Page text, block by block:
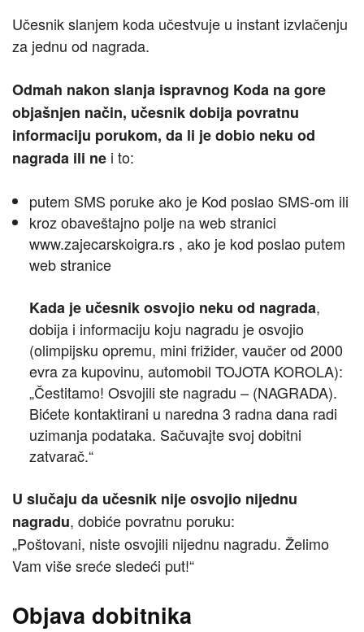
Učesnik slanjem koda učestvuje u instant izvlačenju
za jednu od nagrada.
Odmah nakon slanja ispravnog Koda na gore
objašnjen način, učesnik dobija povratnu
informaciju porukom, da li je dobio neku od
nagrada ili ne i to:
putem SMS poruke ako je Kod poslao SMS-om ili
kroz obaveštajno polje na web stranici
www.zajecarskoigra.rs , ako je kod poslao putem
web stranice
Kada je učesnik osvojio neku od nagrada,
dobija i informaciju koju nagradu je osvojio
(olimpijsku opremu, mini frižider, vaučer od 2000
evra za kupovinu, automobil TOJOTA KOROLA):
„Čestitamo! Osvojili ste nagradu – (NAGRADA).
Bićete kontaktirani u naredna 3 radna dana radi
uzimanja podataka. Sačuvajte svoj dobitni
zatvarač.“
U slučaju da učesnik nije osvojio nijednu
nagradu, dobiće povratnu poruku:
„Poštovani, niste osvojili nijednu nagradu. Želimo
Vam više sreće sledeći put!“
Objava dobitnika